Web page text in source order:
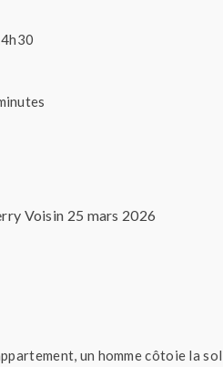
Voisin 25 mars 2026
un homme côtoie la